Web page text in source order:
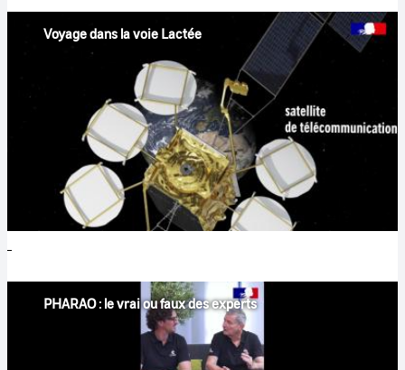
Voyage dans la voie Lactée
PHARAO : le vrai ou faux des experts